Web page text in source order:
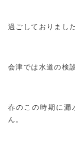
過ごしておりまし
会津では水道の検
春のこの時期に漏
ん。